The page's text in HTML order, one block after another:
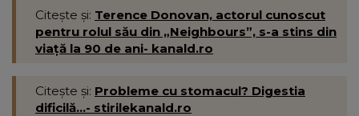
Citește și: Terence Donovan, actorul cunoscut
pentru rolul său din „Neighbours”, s-a stins din
viață la 90 de ani- kanald.ro
Citește și: Probleme cu stomacul? Digestia
dificilă...- stirilekanald.ro